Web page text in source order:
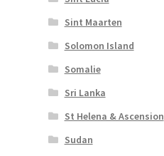
Sint Maarten
Solomon Island
Somalie
Sri Lanka
St Helena & Ascension
Sudan